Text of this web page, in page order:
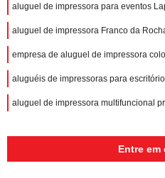
aluguel de impressora para eventos
aluguel de impressora Franco da
empresa de aluguel de impressora
aluguéis de impressoras para
aluguel de impressora multifuncional
Entre em